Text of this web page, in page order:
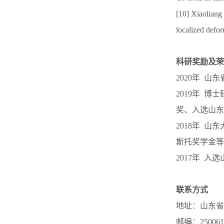
[10] Xiaoliang
localized
科研奖励及
2020年 山东
2019年 博士
奖、入选山
2018年 山东
斯托奖学金等
2017年 入选
联系方式
地址：山东
邮编： 250061